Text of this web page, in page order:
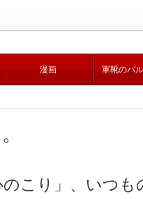
漫画 軍靴のバ
こり」、いつも